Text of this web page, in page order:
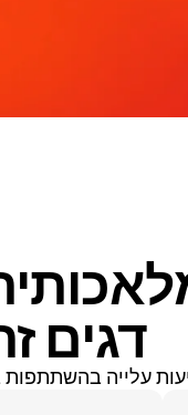
דגים
עלייה